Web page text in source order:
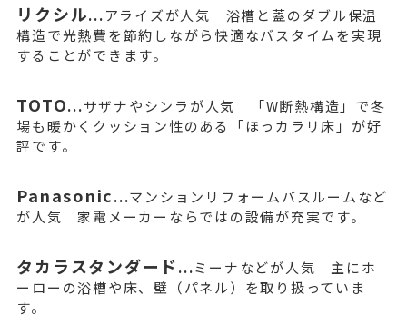
リクシル...アライズが人気 浴槽と蓋のダブル保温
構造で光熱費を節約しながら快適なバスタイムを実現
することができます。
TOTO...サザナやシンラが人気 「W断熱構造」で冬
場も暖かくクッション性のある「ほっカラリ床」が好
評です。
Panasonic...マンションリフォームバスルームなど
が人気 家電メーカーならではの設備が充実です。
タカラスタンダード...ミーナなどが人気 主にホ
ーローの浴槽や床、壁（パネル）を取り扱っていま
す。